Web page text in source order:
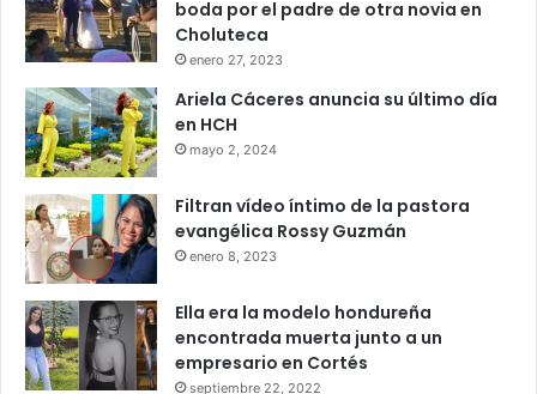
boda por el padre de otra novia en
Choluteca
enero 27, 2023
Ariela Cáceres anuncia su último día
en HCH
mayo 2, 2024
Filtran vídeo íntimo de la pastora
evangélica Rossy Guzmán
enero 8, 2023
Ella era la modelo hondureña
encontrada muerta junto a un
empresario en Cortés
septiembre 22, 2022